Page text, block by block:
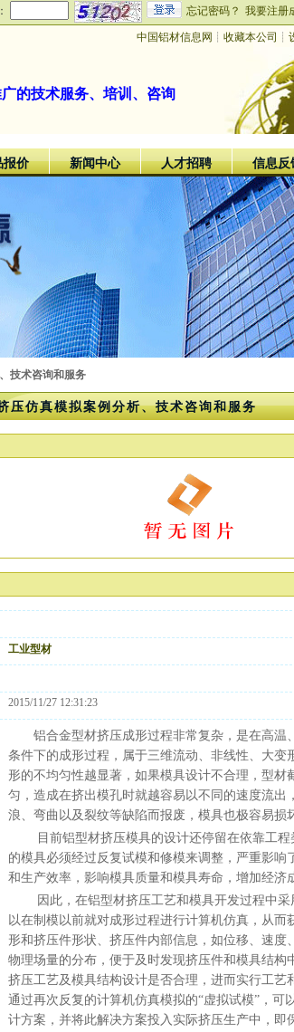
忘记密码？ 我要注册
中国铝材信息网 ┊ 收藏本公司 ┊
的技术服务、培训、咨询
报价 新闻中心 人才招聘 信息反
技术咨询和服务
压仿真模拟案例分析、技术咨询和服务
工业型材
2015/11/27 12:31:23
铝合金型材挤压成形过程非常复杂，是在高温
条件下的成形过程，属于三维流动、非线性、大变
形的不均匀性越显著，如果模具设计不合理，型材
匀，造成在挤出模孔时就越容易以不同的速度流出
浪、弯曲以及裂纹等缺陷而报废，模具也极容易损
目前铝型材挤压模具的设计还停留在依靠工程
的模具必须经过反复试模和修模来调整，严重影响
和生产效率，影响模具质量和模具寿命，增加经济
因此，在铝型材挤压工艺和模具开发过程中采
以在制模以前就对成形过程进行计算机仿真，从而
形和挤压件形状、挤压件内部信息，如位移、速度
物理场量的分布，便于及时发现挤压件和模具结构
挤压工艺及模具结构设计是否合理，进而实行工艺
通过再次反复的计算机仿真模拟的“虚拟试模”，可
计方案，并将此解决方案投入实际挤压生产中，即